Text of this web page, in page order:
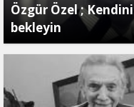
Özgür Özel ;
bekleyin